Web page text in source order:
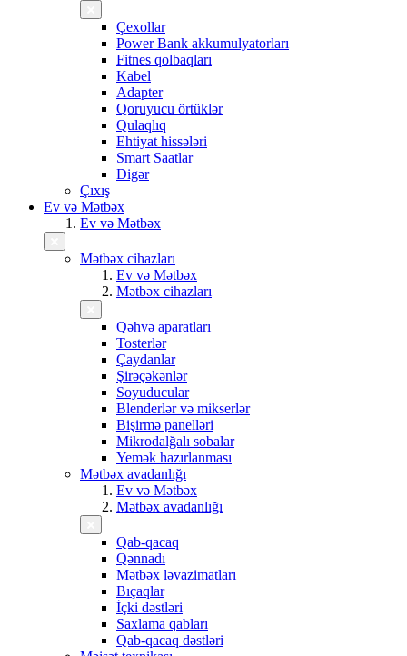
Çexollar
Power Bank akkumulyatorları
Fitnes qolbaqları
Kabel
Adapter
Qoruyucu örtüklər
Qulaqlıq
Ehtiyat hissələri
Smart Saatlar
Digər
Çıxış
Ev və Mətbəx
Ev və Mətbəx
Mətbəx cihazları
Ev və Mətbəx
Mətbəx cihazları
Qəhvə aparatları
Tosterlər
Çaydanlar
Şirəçəkənlər
Soyuducular
Blenderlər və mikserlər
Bişirmə panelləri
Mikrodalğalı sobalar
Yemək hazırlanması
Mətbəx avadanlığı
Ev və Mətbəx
Mətbəx avadanlığı
Qab-qacaq
Qənnadı
Mətbəx ləvazimatları
Bıçaqlar
İçki dəstləri
Saxlama qabları
Qab-qacaq dəstləri